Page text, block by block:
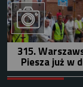
315.
Piesza już w